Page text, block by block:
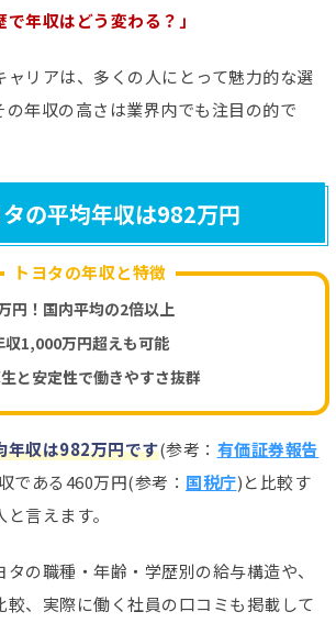
で年収はどう変わる？」
ャリアは、多くの人にとって魅力的な選
の年収の高さは業界内でも注目の的で
タの平均年収は982万円
トヨタの年収と特徴
円！国内平均の2倍以上
1,000万円超えも可能
と安定性で働きやすさ抜群
年収は982万円です(参考： 有価証券報告
である460万円(参考： 国税庁)と比較す
言えます。
の職種・年齢・学歴別の給与構造や、
較、実際に働く社員の口コミも掲載して